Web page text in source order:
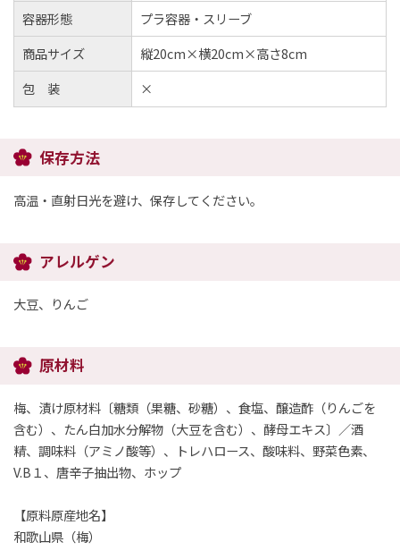
容器形態
プラ容器・スリーブ
商品サイズ
縦20cm×横20cm×高さ8cm
包 装
×
保存方法
高温・直射日光を避け、保存してください。
アレルゲン
大豆、りんご
原材料
梅、漬け原材料〔糖類（果糖、砂糖）、食塩、醸造酢（りんごを
含む）、たん白加水分解物（大豆を含む）、酵母エキス〕／酒
精、調味料（アミノ酸等）、トレハロース、酸味料、野菜色素、
V.B１、唐辛子抽出物、ホップ
【原料原産地名】
和歌山県（梅）